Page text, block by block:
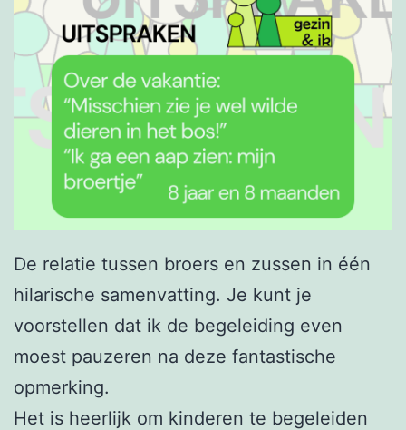
De relatie tussen broers en zussen in één
hilarische samenvatting. Je kunt je
voorstellen dat ik de begeleiding even
moest pauzeren na deze fantastische
opmerking.
Het is heerlijk om kinderen te begeleiden